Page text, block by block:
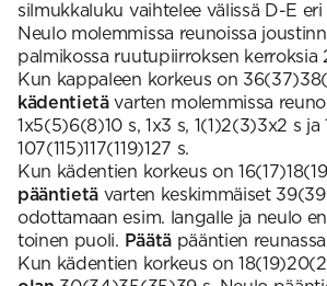
silmukkaluku vaihtelee välissä D-E
Neulo molemmissa reunoissa
palmikossa ruutupiirroksen kerroksia
Kun kappaleen korkeus on
kädentietävarten molemmissa
1x5(5)6(8)10 s, 1x3 s, 1(1)2(3)3x2 s
107(115)117(119)127 s.
Kun kädentien korkeus on
pääntietä varten keskimmäiset
odottamaan esim. langalle ja neulo
toinen puoli. Päätäpääntien
Kun kädentien korkeus on